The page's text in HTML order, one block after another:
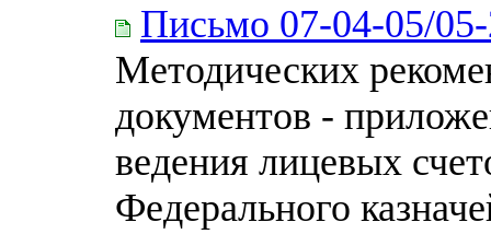
Письмо 07-04-05/
Методических
документов -
ведения лицевых
Федерального